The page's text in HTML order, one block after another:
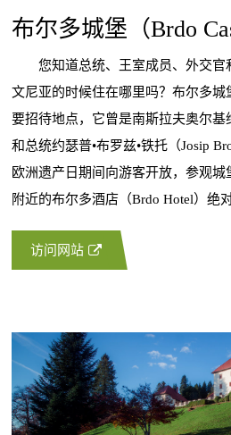
布尔多城堡（Brdo
您知道总统、王室成员、外交官
文尼亚的时候住在哪里吗？布尔多
要招待地点，它曾是南斯拉夫奥尔基
和总统约瑟普•布罗兹•铁托（Josip
欧洲遗产日期间向游客开放，参观
附近的布尔多酒店（Brdo Hotel）绝
访问网站